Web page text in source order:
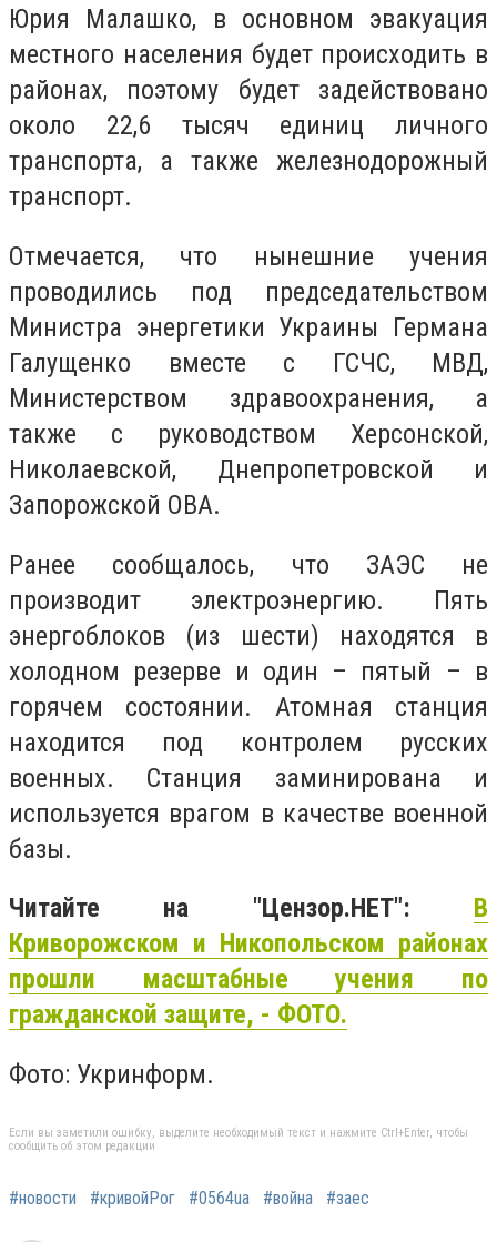
Юрия Малашко, в основном эвакуация
местного населения будет происходить в
районах, поэтому будет задействовано
около 22,6 тысяч единиц личного
транспорта, а также железнодорожный
транспорт.
Отмечается, что нынешние учения
проводились под председательством
Министра энергетики Украины Германа
Галущенко вместе с ГСЧС, МВД,
Министерством здравоохранения, а
также с руководством Херсонской,
Николаевской, Днепропетровской и
Запорожской ОВА.
Ранее сообщалось, что ЗАЭС не
производит электроэнергию. Пять
энергоблоков (из шести) находятся в
холодном резерве и один – пятый – в
горячем состоянии. Атомная станция
находится под контролем русских
военных. Станция заминирована и
используется врагом в качестве военной
базы.
Читайте на "Цензор.НЕТ": В
Криворожском и Никопольском районах
прошли масштабные учения по
гражданской защите, - ФОТО.
Фото: Укринформ.
Если вы заметили ошибку, выделите необходимый текст и нажмите Ctrl+Enter, чтобы
сообщить об этом редакции
#новости #кривойРог #0564ua #война #заес